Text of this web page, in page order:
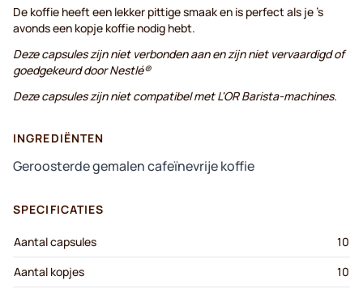
De koffie heeft een lekker pittige smaak en is perfect als je 's
avonds een kopje koffie nodig hebt.
Deze capsules zijn niet verbonden aan en zijn niet vervaardigd of
goedgekeurd door Nestlé®
Deze capsules zijn niet compatibel met L'OR Barista-machines.
INGREDIËNTEN
Geroosterde gemalen cafeïnevrije koffie
SPECIFICATIES
Aantal capsules
10
Aantal kopjes
10